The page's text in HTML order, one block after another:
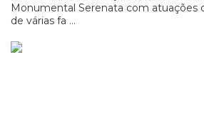
Monumental Serenata com atuações
de várias fa ...